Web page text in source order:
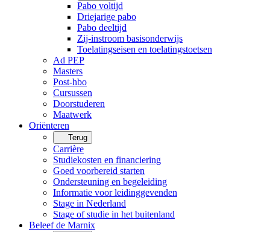
Pabo voltijd
Driejarige pabo
Pabo deeltijd
Zij-instroom basisonderwijs
Toelatingseisen en toelatingstoetsen
Ad PEP
Masters
Post-hbo
Cursussen
Doorstuderen
Maatwerk
Oriënteren
Terug
Carrière
Studiekosten en financiering
Goed voorbereid starten
Ondersteuning en begeleiding
Informatie voor leidinggevenden
Stage in Nederland
Stage of studie in het buitenland
Beleef de Marnix